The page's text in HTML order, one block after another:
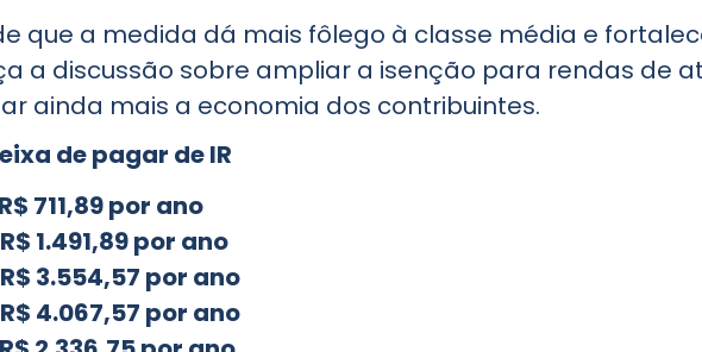
que a medida dá mais fôlego à classe média e
a discussão sobre ampliar a isenção para rendas de
ainda mais a economia dos contribuintes.
de pagar de IR
R$ 711,89 por ano
R$ 1.491,89 por ano
R$ 3.554,57 por ano
R$ 4.067,57 por ano